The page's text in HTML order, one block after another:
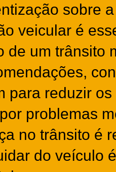
sobre
veicular é
de um trânsito
para reduzir
problemas
no trânsito é
do veículo